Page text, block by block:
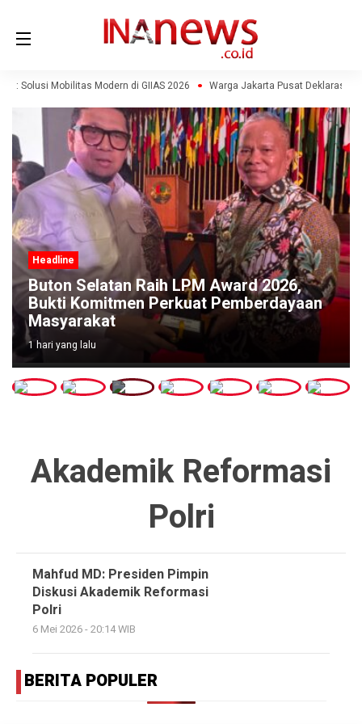
7: Solusi Mobilitas Modern di GIIAS 2026 Warga Jakarta Pusat Deklarasi
Headline
Buton Selatan Raih LPM Award 2026,
Bukti Komitmen Perkuat Pemberdayaan
Masyarakat
1 hari yang lalu
Akademik Reformasi
Polri
Mahfud MD: Presiden Pimpin
Diskusi Akademik Reformasi
Polri
6 Mei 2026 - 20:14 WIB
BERITA POPULER